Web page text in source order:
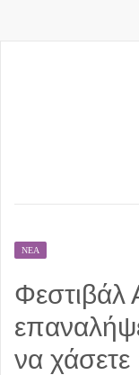
ΝΈΑ
να χάσετε